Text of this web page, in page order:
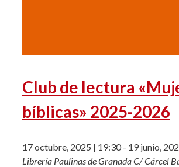
Club de lectura
bíblicas» 2025-2026
17 octubre, 2025 | 19:30- 19 junio,
Librería Paulinas de GranadaC/ Cárcel